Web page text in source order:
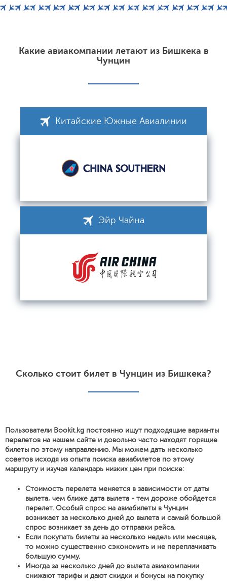
Какие авиакомпании летают из Бишкека в
Чунцин
Китайские Южные Авиалинии
Эйр Чайна
Сколько стоит билет в Чунцин из Бишкека?
Пользователи Bookit.kg постоянно ищут подходящие варианты
перелетов на нашем сайте и довольно часто находят горящие
билеты по этому направлению. Мы можем дать несколько
советов исходя из опыта поиска авиабилетов по этому
маршруту и изучая календарь низких цен при поиске:
Стоимость перелета меняется в зависимости от даты
вылета, чем ближе дата вылета - тем дороже обойдется
перелет. Особый спрос на авиабилеты в Чунцин
возникает за несколько дней до вылета и самый большой
спрос возникает за день до отправки рейса.
Если покупать билеты за несколько недель или месяцев,
то можно существенно сэкономить и не переплачивать
большую сумму.
Иногда за несколько дней до вылета авиакомпании
снижают тарифы и дают скидки и бонусы на покупку